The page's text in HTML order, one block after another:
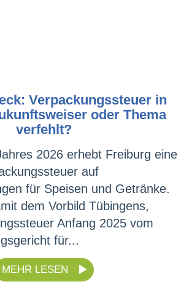
Verpackungssteuer in
oder Thema
verfehlt?
2026 erhebt Freiburg eine
auf
für Speisen und Getränke.
dem Vorbild Tübingens,
Anfang 2025 vom
für...
MEHR LESEN